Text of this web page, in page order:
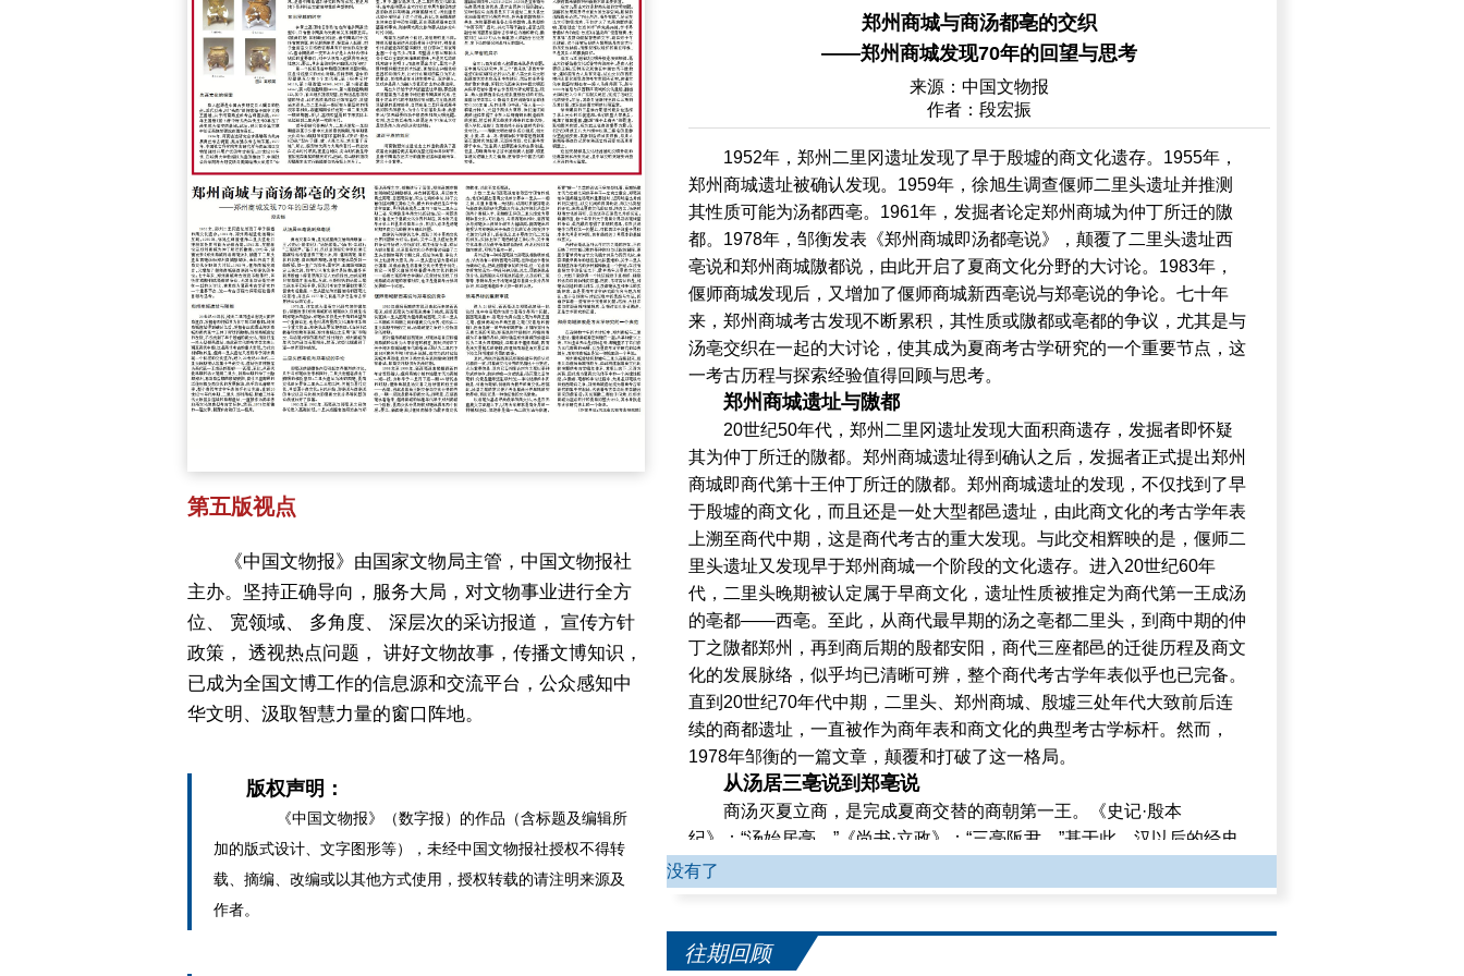
第五版视点
《中国文物报》由国家文物局主管，中国文物报社
主办。坚持正确导向，服务大局，对文物事业进行全方
位、 宽领域、 多角度、 深层次的采访报道， 宣传方针
政策， 透视热点问题， 讲好文物故事，传播文博知识，
已成为全国文博工作的信息源和交流平台，公众感知中
华文明、汲取智慧力量的窗口阵地。
版权声明：
《中国文物报》（数字报）的作品（含标题及编辑所
加的版式设计、文字图形等），未经中国文物报社授权不得转
载、摘编、改编或以其他方式使用，授权转载的请注明来源及
作者。
郑州商城与商汤都亳的交织
——郑州商城发现70年的回望与思考
来源：中国文物报
作者：段宏振
1952年，郑州二里冈遗址发现了早于殷墟的商文化遗存。1955年，
郑州商城遗址被确认发现。1959年，徐旭生调查偃师二里头遗址并推测
其性质可能为汤都西亳。1961年，发掘者论定郑州商城为仲丁所迁的隞
都。1978年，邹衡发表《郑州商城即汤都亳说》，颠覆了二里头遗址西
亳说和郑州商城隞都说，由此开启了夏商文化分野的大讨论。1983年，
偃师商城发现后，又增加了偃师商城新西亳说与郑亳说的争论。七十年
来，郑州商城考古发现不断累积，其性质或隞都或亳都的争议，尤其是与
汤亳交织在一起的大讨论，使其成为夏商考古学研究的一个重要节点，这
一考古历程与探索经验值得回顾与思考。
郑州商城遗址与隞都
20世纪50年代，郑州二里冈遗址发现大面积商遗存，发掘者即怀疑
其为仲丁所迁的隞都。郑州商城遗址得到确认之后，发掘者正式提出郑州
商城即商代第十王仲丁所迁的隞都。郑州商城遗址的发现，不仅找到了早
于殷墟的商文化，而且还是一处大型都邑遗址，由此商文化的考古学年表
上溯至商代中期，这是商代考古的重大发现。与此交相辉映的是，偃师二
里头遗址又发现早于郑州商城一个阶段的文化遗存。进入20世纪60年
代，二里头晚期被认定属于早商文化，遗址性质被推定为商代第一王成汤
的亳都——西亳。至此，从商代最早期的汤之亳都二里头，到商中期的仲
丁之隞都郑州，再到商后期的殷都安阳，商代三座都邑的迁徙历程及商文
化的发展脉络，似乎均已清晰可辨，整个商代考古学年表似乎也已完备。
直到20世纪70年代中期，二里头、郑州商城、殷墟三处年代大致前后连
续的商都遗址，一直被作为商年表和商文化的典型考古学标杆。然而，
1978年邹衡的一篇文章，颠覆和打破了这一格局。
从汤居三亳说到郑亳说
商汤灭夏立商，是完成夏商交替的商朝第一王。《史记·殷本
纪》：“汤始居亳。”《尚书·立政》：“三亳阪尹。”基于此，汉以后的经史
学家们便注疏演绎出汤曾居有三亳之说，即：偃师西亳、商丘北的北亳、
商丘南的南亳。汤居三亳说虽受到一些质疑，但一直广为流传。雷学淇、
辞复原商末征人方的路线，由此证明只有南亳才是汤亳。至此，长期纷扰
没有了
往期回顾